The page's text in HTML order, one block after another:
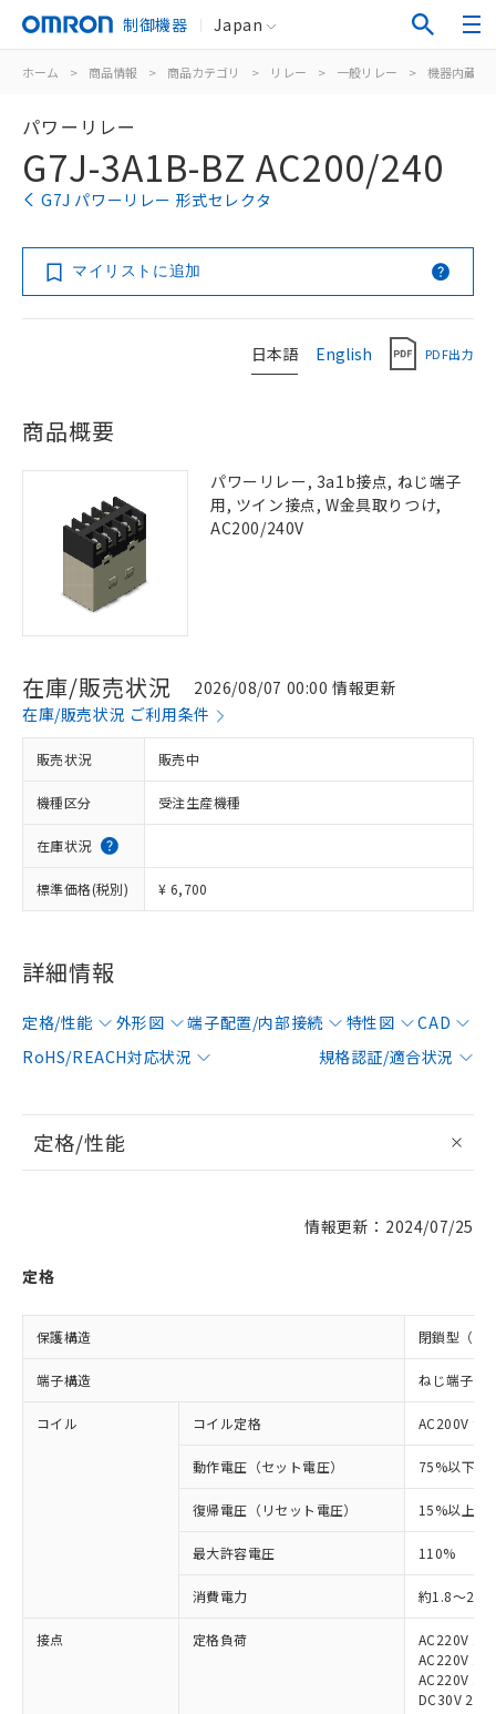
制御機器 Japan
ホーム > 商品情報 > 商品カテゴリ > リレー > 一般リレー > 機器内蔵用
パワーリレー
G7J-3A1B-BZ AC200/240
G7J パワーリレー 形式セレクタ
マイリストに追加
日本語 English PDF出力
商品概要
パワーリレー, 3a1b接点, ねじ端子
用, ツイン接点, W金具取りつけ,
AC200/240V
在庫/販売状況
2026/08/07 00:00 情報更新
在庫/販売状況 ご利用条件
販売状況 販売中
機種区分 受注生産機種
在庫状況
標準価格(税別) ¥ 6,700
詳細情報
定格/性能 外形図 端子配置/内部接続 特性図
CAD
RoHS/REACH対応状況
規格認証/適合状況
定格/性能
情報更新：2024/07/25
定格
保護構造 閉鎖型（ケ
端子構造 ねじ端子
コイル コイル定格 AC200V 9
動作電圧（セット電圧） 75%以下
復帰電圧（リセット電圧） 15%以上
最大許容電圧 110%
消費電力 約1.8～
接点 定格負荷
AC220V
AC220V
AC220V 1A
DC30V 25A